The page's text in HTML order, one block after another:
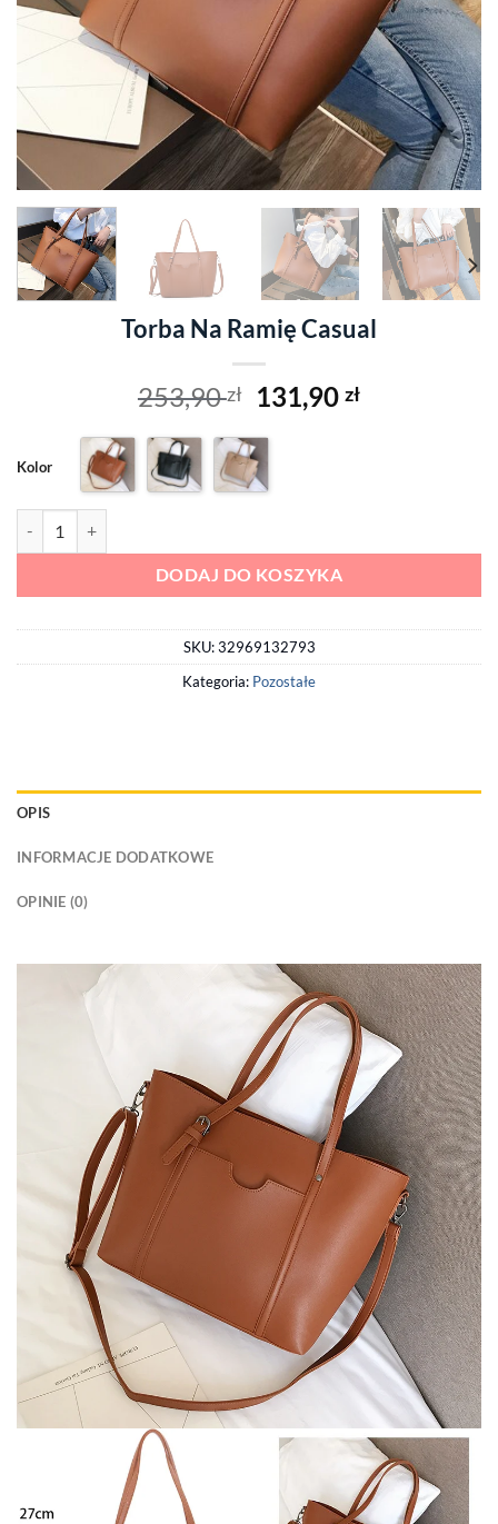
Torba Na Ramię Casual
253,90zł
Original
price
was:
253,90 zł.
131,90złCurrent
Kolor
DODAJ DO KOSZYKA
SKU:32969132793
Kategoria: Pozostałe
OPIS
INFORMACJE DODATKOWE
OPINIE (0)